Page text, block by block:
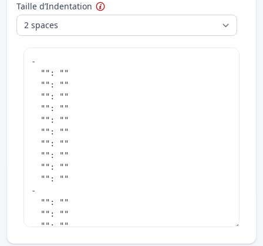
Taille d’Indentation